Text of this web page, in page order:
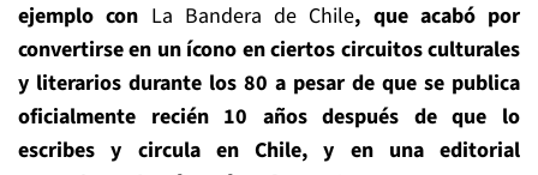
ejemplo con La Bandera de Chile, que acabó por
convertirse en un ícono en ciertos circuitos culturales
y literarios durante los 80 a pesar de que se publica
oficialmente recién 10 años después de que lo
escribes y circula en Chile, y en una editorial